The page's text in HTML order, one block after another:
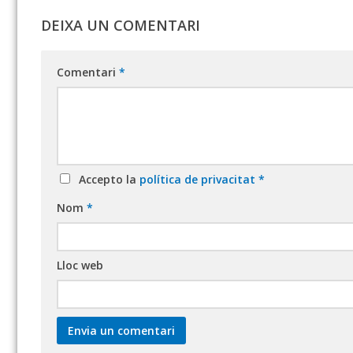
DEIXA UN COMENTARI
Comentari *
Accepto la política de privacitat *
Nom *
Lloc web